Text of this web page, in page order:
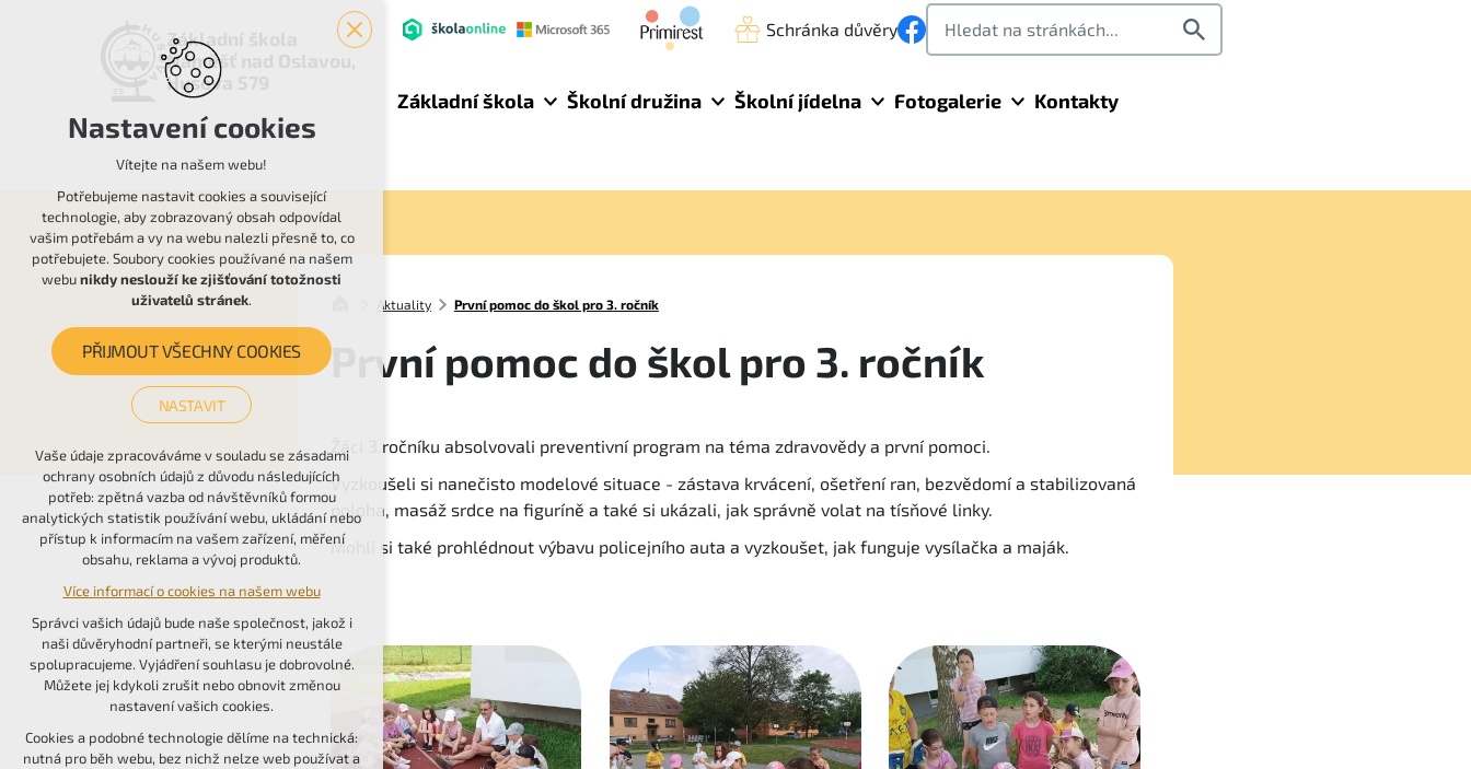
Základní škola
Náměšť nad Oslavou,
Husova 579
Schránka důvěry
Základní škola Školní družina Školní jídelna Fotogalerie Kontakty
Aktuality První pomoc do škol pro 3. ročník
První pomoc do škol pro 3. ročník
Žáci 3.ročníku absolvovali preventivní program na téma zdravovědy a první pomoci.
Vyzkoušeli si nanečisto modelové situace - zástava krvácení, ošetření ran, bezvědomí a stabilizovaná
poloha, masáž srdce na figuríně a také si ukázali, jak správně volat na tísňové linky.
Mohli si také prohlédnout výbavu policejního auta a vyzkoušet, jak funguje vysílačka a maják.
Nastavení cookies
Vítejte na našem webu!
Potřebujeme nastavit cookies a související
technologie, aby zobrazovaný obsah odpovídal
vašim potřebám a vy na webu nalezli přesně to, co
potřebujete. Soubory cookies používané na našem
webunikdy neslouží ke zjišťování totožnosti
uživatelů stránek.
PŘIJMOUT VŠECHNY COOKIES
NASTAVIT
Technická cookies
nutná pro provozování webu
udržení kontextu stránek (session): případná
přihlášení, volby jazyka, apod.
Volitelná cookies
analytická pro anonymizované vyhodnocení
návštěvnosti
marketingová cookies (Google, Seznam,
Facebook)
Více informací o cookies na našem webu
PŘIJMOUT VŠECHNY COOKIES
Vaše údaje zpracováváme v souladu se zásadami
ochrany osobních údajů z důvodu následujících
potřeb: zpětná vazba od návštěvníků formou
analytických statistik používání webu, ukládání nebo
přístup k informacím na vašem zařízení, měření
obsahu, reklama a vývoj produktů.
Více informací o cookies na našem webu
Správci vašich údajů bude naše společnost, jakož i
naši důvěryhodní partneři, se kterými neustále
spolupracujeme. Vyjádření souhlasu je dobrovolné.
Můžete jej kdykoli zrušit nebo obnovit změnou
nastavení vašich cookies.
Cookies a podobné technologie dělíme na technická:
nutná pro běh webu, bez nichž nelze web používat a